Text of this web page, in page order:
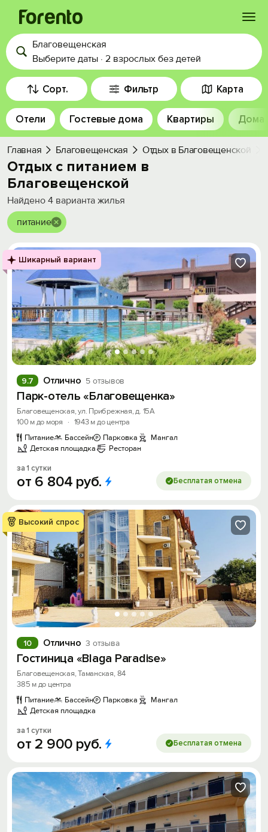
Войти
Избранное
История просмотра
Добавить свой объект
Благовещенская
Выберите даты · 2 взрослых без детей
Сорт. Фильтр Карта
Отели Гостевые дома Квартиры Дома
Главная Благовещенская Отдых в Благовещенской
Отдых с питанием в
Благовещенской
Найдено 4 варианта жилья
питание
Шикарный вариант
Отлично 5 отзывов
9.7
Парк-отель «Благовещенка»
Благовещенская, ул. Прибрежная, д. 15А
100 м до моря
· 1943 м до центра
Питание
Бассейн Парковка
Мангал
Детская площадка
Ресторан
за 1 сутки
от 6 804 руб. Бесплатая отмена
Высокий спрос
Отлично 3 отзыва
10
Гостиница «Blaga Paradise»
Благовещенская, Таманская, 84
385 м до центра
Питание
Бассейн Парковка
Мангал
Детская площадка
за 1 сутки
от 2 900 руб. Бесплатая отмена